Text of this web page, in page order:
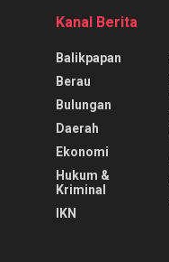
Kanal Berita
Balikpapan
Berau
Bulungan
Daerah
Ekonomi
Hukum &
Kriminal
IKN